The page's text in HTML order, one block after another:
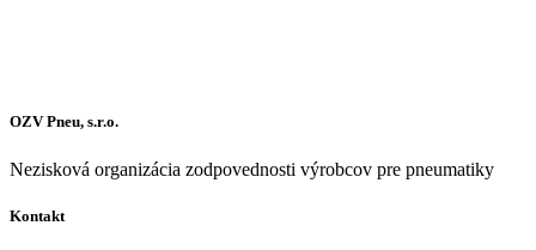
OZV Pneu, s.r.o.
Nezisková organizácia zodpovednosti výrobcov pre pneumatiky
Kontakt